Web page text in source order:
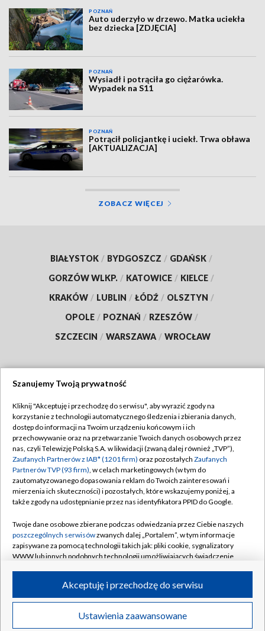
POZNAŃ
Auto uderzyło w drzewo. Matka uciekła
bez dziecka [ZDJĘCIA]
POZNAŃ
Wysiadł i potrąciła go ciężarówka.
Wypadek na S11
POZNAŃ
Potrącił policjantkę i uciekł. Trwa obława
[AKTUALIZACJA]
ZOBACZ WIĘCEJ
BIAŁYSTOK / BYDGOSZCZ / GDAŃSK /
GORZÓW WLKP. / KATOWICE / KIELCE /
KRAKÓW / LUBLIN / ŁÓDŹ / OLSZTYN /
OPOLE / POZNAŃ / RZESZÓW /
SZCZECIN / WARSZAWA / WROCŁAW
TVP
Abonament TVP
Emisja w TVP
Centrum informacji TVP
Naziemna Telewizja Cyfrowa
Rada Programowa
System NOS
Informacje o nadawcy
Program dla prasy
Ogłoszenie przetargowe
Regulamin TVP
Polityka prywatności
Moje zgody
Pomoc
Kontakt
Kanały
©2026 Telewizja Polska S.A. w likwidacji
Szanujemy Twoją prywatność
Kliknij "Akceptuję i przechodzę do serwisu", aby wyrazić zgody na
korzystanie z technologii automatycznego śledzenia i zbierania danych,
dostęp do informacji na Twoim urządzeniu końcowym i ich
przechowywanie oraz na przetwarzanie Twoich danych osobowych przez
nas, czyli Telewizję Polską S.A. w likwidacji (zwaną dalej również „TVP”),
Zaufanych Partnerów z IAB* (1201 firm) oraz pozostałych Zaufanych
Partnerów TVP (93 firm), w celach marketingowych (w tym do
zautomatyzowanego dopasowania reklam do Twoich zainteresowań i
mierzenia ich skuteczności) i pozostałych, które wskazujemy poniżej, a
także zgody na udostępnianie przez nas identyfikatora PPID do Google.
Twoje dane osobowe zbierane podczas odwiedzania przez Ciebie naszych
poszczególnych serwisówzwanych dalej „Portalem”, w tym informacje
zapisywane za pomocą technologii takich jak: pliki cookie, sygnalizatory
WWW lub innych podobnych technologii umożliwiających świadczenie
ruchu w Internecie.
Twoje dane osobowe zbierane podczas odwiedzania przez Ciebie
poszczególnych serwisówna Portalu, takie jak adresy IP, identyfikatory
Ustawienia zaawansowane
Akceptuję i przechodzę do serwisu